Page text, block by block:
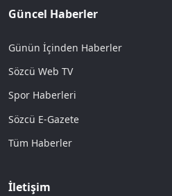
Güncel Haberler
Günün İçinden Haberler
Sözcü Web TV
Spor Haberleri
Sözcü E-Gazete
Tüm Haberler
İletişim